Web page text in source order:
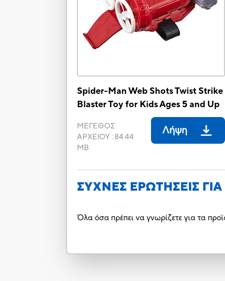
Spider-Man Web Shots Twist Strike
Blaster Toy for Kids Ages 5 and Up
ΜΕΓΕΘΟΣ
ΑΡΧΕΙΟΥ : 84.44
MB
Λήψη
ΣΥΧΝΕΣ ΕΡΩΤΗΣΕΙΣ
Όλα όσα πρέπει να γνωρίζετε για τα